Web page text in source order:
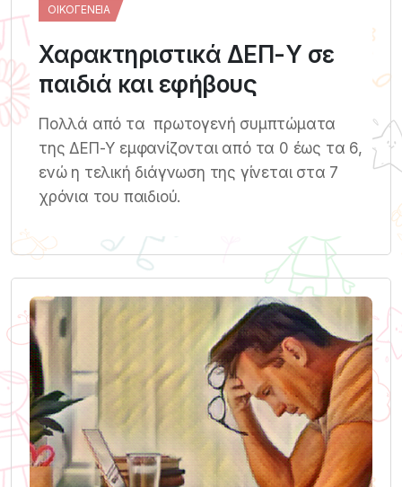
ΟΙΚΟΓΈΝΕΙΑ
Χαρακτηριστικά ΔΕΠ-Υ σε
παιδιά και εφήβους
Πολλά από τα πρωτογενή συμπτώματα
της ΔΕΠ-Υ εμφανίζονται από τα 0 έως τα 6,
ενώ η τελική διάγνωση της γίνεται στα 7
χρόνια του παιδιού.